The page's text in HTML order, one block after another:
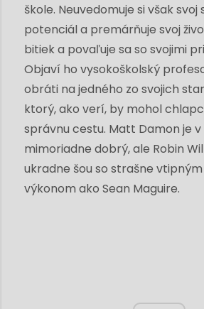
škole. Neuvedomuje si však
potenciál a premárňuje svoj
bitiek a povaľuje sa so svojimi
Objaví ho vysokoškolský
obráti na jedného zo svojich
ktorý, ako verí, by mohol
správnu cestu. Matt Damon je
mimoriadne dobrý, ale Robin
ukradne šou so strašne
výkonom ako Sean Maguire.